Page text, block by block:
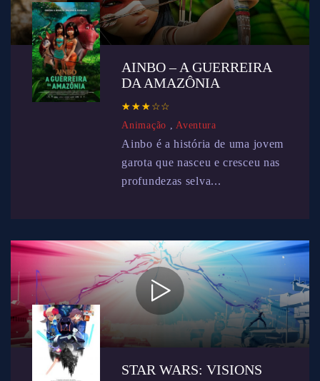
AINBO – A GUERREIRA
DA AMAZÔNIA
☆ ☆ ☆ ☆☆
★ ★ ★ ★★
Animação ,Aventura
Ainbo é a história de uma jovem
garota que nasceu e cresceu nas
profundezas selva...
STAR WARS: VISIONS